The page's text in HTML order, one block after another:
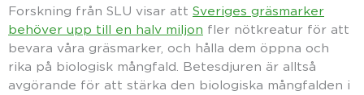
Forskning från SLU visar att Sveriges gräsmarker
behöver upp till en halv miljon fler nötkreatur för att
bevara våra gräsmarker, och hålla dem öppna och
rika på biologisk mångfald. Betesdjuren är alltså
avgörande för att stärka den biologiska mångfalden i